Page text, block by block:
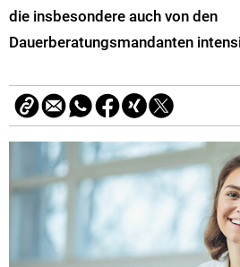
die insbesondere auch von den
Dauerberatungsmandanten